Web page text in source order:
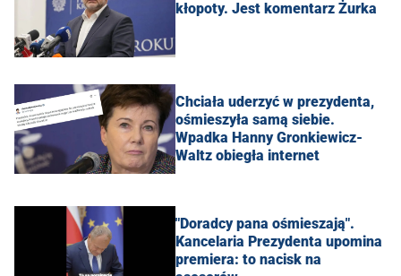
kłopoty. Jest komentarz Żurka
Chciała uderzyć w prezydenta,
ośmieszyła samą siebie.
Wpadka Hanny Gronkiewicz-
Waltz obiegła internet
"Doradcy pana ośmieszają".
Kancelaria Prezydenta upomina
premiera: to nacisk na